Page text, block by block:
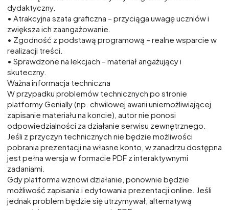
dydaktyczny.
• Atrakcyjna szata graficzna – przyciąga uwagę uczniów i
zwiększa ich zaangażowanie.
• Zgodność z podstawą programową – realne wsparcie w
realizacji treści.
• Sprawdzone na lekcjach – materiał angażujący i
skuteczny.
Ważna informacja techniczna
W przypadku problemów technicznych po stronie
platformy Genially (np. chwilowej awarii uniemożliwiającej
zapisanie materiału na koncie), autor nie ponosi
odpowiedzialności za działanie serwisu zewnętrznego.
Jeśli z przyczyn technicznych nie będzie możliwości
pobrania prezentacji na własne konto, w zanadrzu dostępna
jest pełna wersja w formacie PDF z interaktywnymi
zadaniami.
Gdy platforma wznowi działanie, ponownie będzie
możliwość zapisania i edytowania prezentacji online. Jeśli
jednak problem będzie się utrzymywał, alternatywą